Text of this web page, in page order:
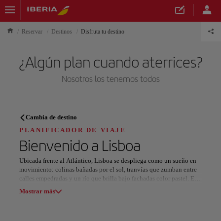
Reservar Destinos Disfruta tu destino
¿Algún plan cuando aterrices?
Nosotros los tenemos todos
PLANIFICADOR DE VIAJE
Descubre tu próximo destino
Nuestros destinos
Cambia de destino
PLANIFICADOR DE VIAJE
Bienvenido a Lisboa
Ubicada frente al Atlántico, Lisboa se despliega como un sueño en
movimiento: colinas bañadas por el sol, tranvías que zumban entre
calles empedradas y un río que brilla bajo fachadas color pastel. Es
una ciudad donde las historias susurran y la música flota en el aire.
Mostrar más